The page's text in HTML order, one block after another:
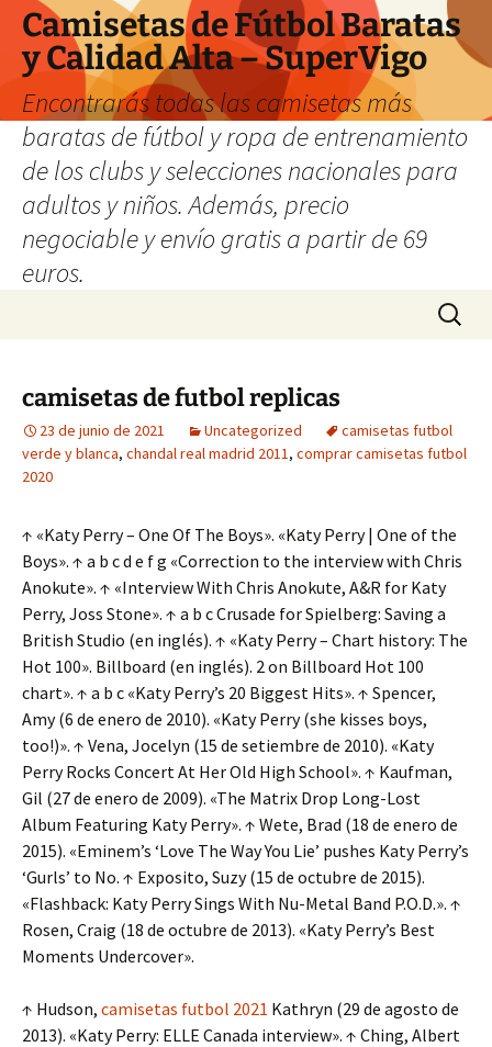
Camisetas de Fútbol Baratas
y Calidad Alta – SuperVigo
Encontrarás todas las camisetas más
baratas de fútbol y ropa de entrenamiento
de los clubs y selecciones nacionales para
adultos y niños. Además, precio
negociable y envío gratis a partir de 69
euros.
Buscar:
camisetas de futbol replicas
23 de junio de 2021 Uncategorized
camisetas futbol
verde y blanca, chandal real madrid 2011, comprar camisetas futbol
2020
↑ «Katy Perry – One Of The Boys». «Katy Perry | One of the
Boys». ↑ a b c d e f g «Correction to the interview with Chris
Anokute». ↑ «Interview With Chris Anokute, A&R for Katy
Perry, Joss Stone». ↑ a b c Crusade for Spielberg: Saving a
British Studio (en inglés). ↑ «Katy Perry – Chart history: The
Hot 100». Billboard (en inglés). 2 on Billboard Hot 100
chart». ↑ a b c «Katy Perry’s 20 Biggest Hits». ↑ Spencer,
Amy (6 de enero de 2010). «Katy Perry (she kisses boys,
too!)». ↑ Vena, Jocelyn (15 de setiembre de 2010). «Katy
Perry Rocks Concert At Her Old High School». ↑ Kaufman,
Gil (27 de enero de 2009). «The Matrix Drop Long-Lost
Album Featuring Katy Perry». ↑ Wete, Brad (18 de enero de
2015). «Eminem’s ‘Love The Way You Lie’ pushes Katy Perry’s
‘Gurls’ to No. ↑ Exposito, Suzy (15 de octubre de 2015).
«Flashback: Katy Perry Sings With Nu-Metal Band P.O.D.». ↑
Rosen, Craig (18 de octubre de 2013). «Katy Perry’s Best
Moments Undercover».
↑ Hudson, camisetas futbol 2021 Kathryn (29 de agosto de
2013). «Katy Perry: ELLE Canada interview». ↑ Ching, Albert